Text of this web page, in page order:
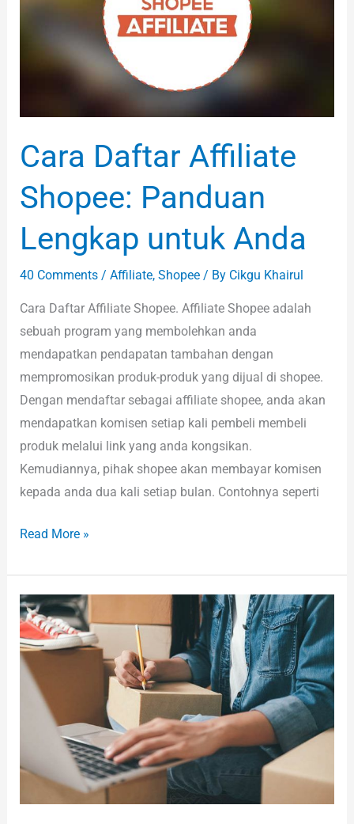
Cara Daftar Affiliate
Shopee: Panduan
Lengkap untuk Anda
40 Comments / Affiliate, Shopee/ By Cikgu Khairul
Cara Daftar Affiliate Shopee. Affiliate Shopee adalah
sebuah program yang membolehkan anda
mendapatkan pendapatan tambahan dengan
mempromosikan produk-produk yang dijual di shopee.
Dengan mendaftar sebagai affiliate shopee, anda akan
mendapatkan komisen setiap kali pembeli membeli
produk melalui link yang anda kongsikan.
Kemudiannya, pihak shopee akan membayar komisen
kepada anda dua kali setiap bulan. Contohnya seperti
Read More »
3
Bonus
Auto
Shopee